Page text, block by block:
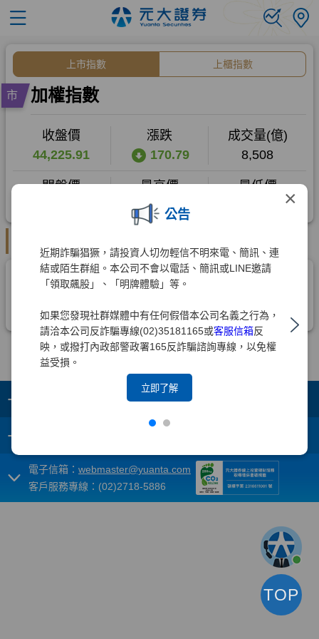
×
公告
近期詐騙猖獗，請投資人切勿輕信不明來電、簡訊、連
結或陌生群組。本公司不會以電話、簡訊或LINE邀請
「領取飆股」、「明牌體驗」等。
如果您發現社群媒體中有任何假借本公司名義之行為，
請洽本公司反詐騙專線(02)35181165或客服信箱反
映，或撥打內政部警政署165反詐騙諮詢專線，以免權
益受損。
立即了解
+
+
電子信箱： webmaster@yuanta.com
客戶服務專線：(02)2718-5886
TOP